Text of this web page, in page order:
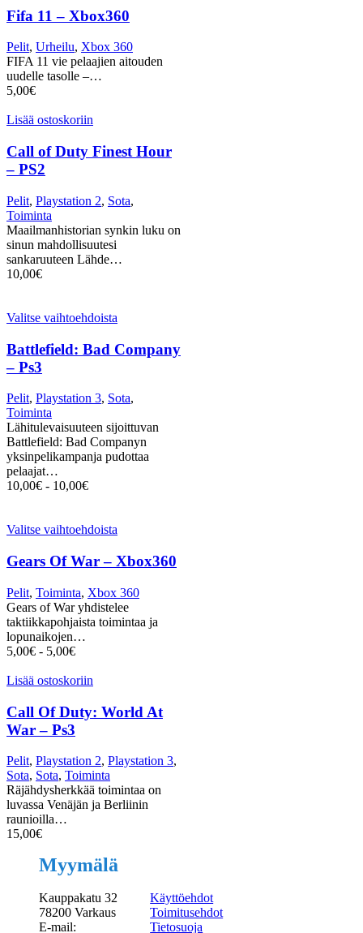
Fifa 11 – Xbox360
Pelit, Urheilu, Xbox 360
FIFA 11 vie pelaajien aitouden
uudelle tasolle –…
5,00€
Lisää ostoskoriin
Call of Duty Finest Hour
– PS2
Pelit, Playstation 2, Sota,
Toiminta
Maailmanhistorian synkin luku on
sinun mahdollisuutesi
sankaruuteen Lähde…
10,00€
Valitse vaihtoehdoista
Battlefield: Bad Company
– Ps3
Pelit, Playstation 3, Sota,
Toiminta
Lähitulevaisuuteen sijoittuvan
Battlefield: Bad Companyn
yksinpelikampanja pudottaa
pelaajat…
10,00€ - 10,00€
Valitse vaihtoehdoista
Gears Of War – Xbox360
Pelit, Toiminta, Xbox 360
Gears of War yhdistelee
taktiikkapohjaista toimintaa ja
lopunaikojen…
5,00€ - 5,00€
Lisää ostoskoriin
Call Of Duty: World At
War – Ps3
Pelit, Playstation 2, Playstation 3,
Sota, Sota, Toiminta
Räjähdysherkkää toimintaa on
luvassa Venäjän ja Berliinin
raunioilla…
15,00€
Myymälä
Kauppakatu 32
78200 Varkaus
E-mail:
Käyttöehdot
Toimitusehdot
Tietosuoja